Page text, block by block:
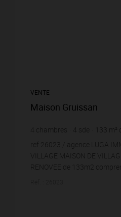
VENTE
Maison Gruissan
4 chambres 4 sde 133
3 157,89 €
ref 26023 / agence LUGA
VILLAGE MAISON DE
RENOVEE de 133m2